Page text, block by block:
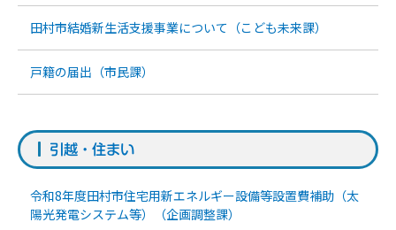
田村市結婚新生活支援事業について（こども未来課）
戸籍の届出（市民課）
引越・住まい
令和8年度田村市住宅用新エネルギー設備等設置費補助（太
陽光発電システム等）（企画調整課）